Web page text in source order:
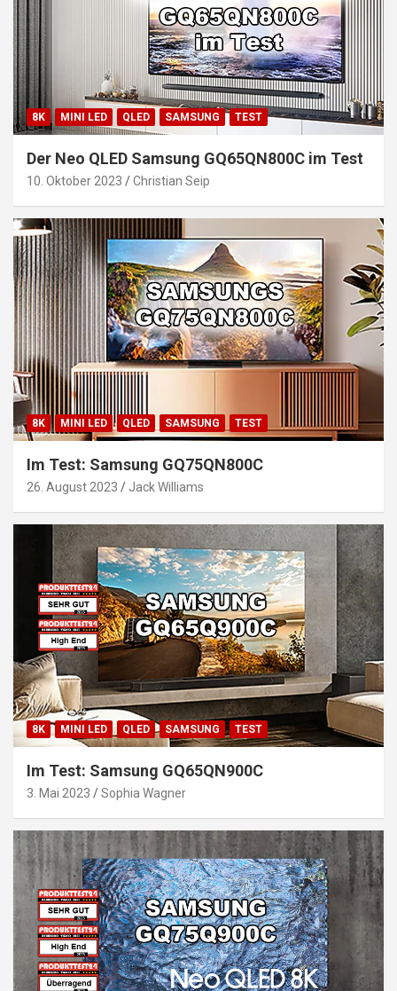
8K MINI LED QLED SAMSUNG TEST
Der Neo QLED Samsung GQ65QN800C im Test
10. Oktober 2023 Christian Seip
8K MINI LED QLED SAMSUNG TEST
Im Test: Samsung GQ75QN800C
26. August 2023 Jack Williams
8K MINI LED QLED SAMSUNG TEST
Im Test: Samsung GQ65QN900C
3. Mai 2023 Sophia Wagner